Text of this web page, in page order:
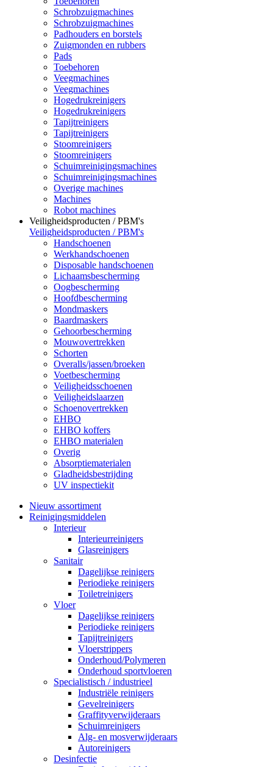
Schrobzuigmachines
Schrobzuigmachines
Padhouders en borstels
Zuigmonden en rubbers
Pads
Toebehoren
Veegmachines
Veegmachines
Hogedrukreinigers
Hogedrukreinigers
Tapijtreinigers
Tapijtreinigers
Stoomreinigers
Stoomreinigers
Schuimreinigingsmachines
Schuimreinigingsmachines
Overige machines
Machines
Robot machines
Veiligheidsproducten / PBM's
Veiligheidsproducten / PBM's
Handschoenen
Werkhandschoenen
Disposable handschoenen
Lichaamsbescherming
Oogbescherming
Hoofdbescherming
Mondmaskers
Baardmaskers
Gehoorbescherming
Mouwovertrekken
Schorten
Overalls/jassen/broeken
Voetbescherming
Veiligheidsschoenen
Veiligheidslaarzen
Schoenovertrekken
EHBO
EHBO koffers
EHBO materialen
Overig
Absorptiematerialen
Gladheidsbestrijding
UV inspectiekit
Nieuw assortiment
Reinigingsmiddelen
Interieur
Interieurreinigers
Glasreinigers
Sanitair
Dagelijkse reinigers
Periodieke reinigers
Toiletreinigers
Vloer
Dagelijkse reinigers
Periodieke reinigers
Tapijtreinigers
Vloerstrippers
Onderhoud/Polymeren
Onderhoud sportvloeren
Specialistisch / industrieel
Industriële reinigers
Gevelreinigers
Graffityverwijderaars
Schuimreinigers
Alg- en mosverwijderaars
Autoreinigers
Desinfectie